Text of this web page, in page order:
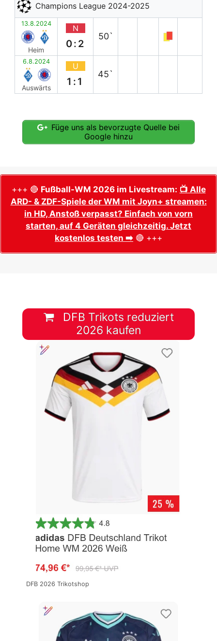
Champions League 2024-2025
13.8.2024
Heim
N
0:2
50`
6.8.2024
Auswärts
U
1:1
45`
Füge uns als bevorzugte Quelle bei
Google hinzu
+++ 🔴 Fußball-WM 2026 im Livestream: 📺 Alle
ARD- & ZDF-Spiele der WM mit Joyn+ streamen:
in HD, Anstoß verpasst? Einfach von vorn
starten, auf 4 Geräten gleichzeitig. Jetzt
kostenlos testen ➡️ 🔴 +++
DFB Trikots reduziert
2026 kaufen
DFB 2026 Trikotshop